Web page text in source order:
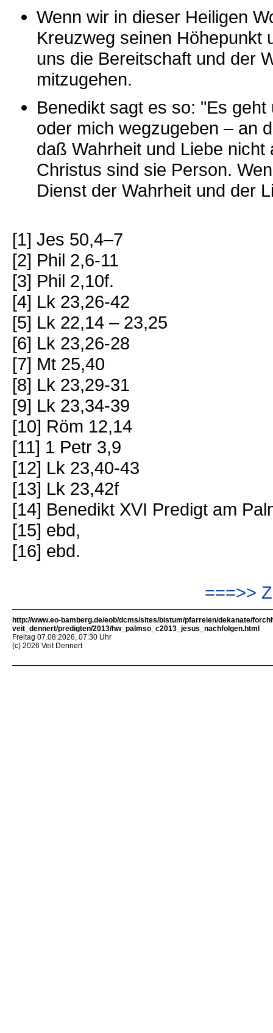
Wenn wir in dieser Heiligen
Kreuzweg seinen Höhepunkt
uns die Bereitschaft und der
mitzugehen.
Benedikt sagt es so: "Es
oder mich wegzugeben – an
daß Wahrheit und Liebe
Christus sind sie Person.
Dienst der Wahrheit und der
[1] Jes 50,4–7
[2] Phil 2,6-11
[3] Phil 2,10f.
[4] Lk 23,26-42
[5] Lk 22,14 – 23,25
[6] Lk 23,26-28
[7] Mt 25,40
[8] Lk 23,29-31
[9] Lk 23,34-39
[10] Röm 12,14
[11] 1 Petr 3,9
[12] Lk 23,40-43
[13] Lk 23,42f
[14] Benedikt XVI Predigt am
[15] ebd,
[16] ebd.
===>>
http://www.eo-bamberg.de/eob/dcms/sites/bistum/pfarreien/dekanate/
veit_dennert/predigten/2013/hw_palmso_c2013_jesus_nachfolgen.html
Freitag 07.08.2026, 07:30 Uhr
(c) 2026 Veit Dennert